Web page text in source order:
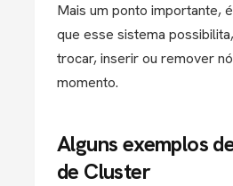
Mais um ponto importante,
que esse sistema
trocar, inserir ou remover
momento.
Alguns exemplos
de Cluster